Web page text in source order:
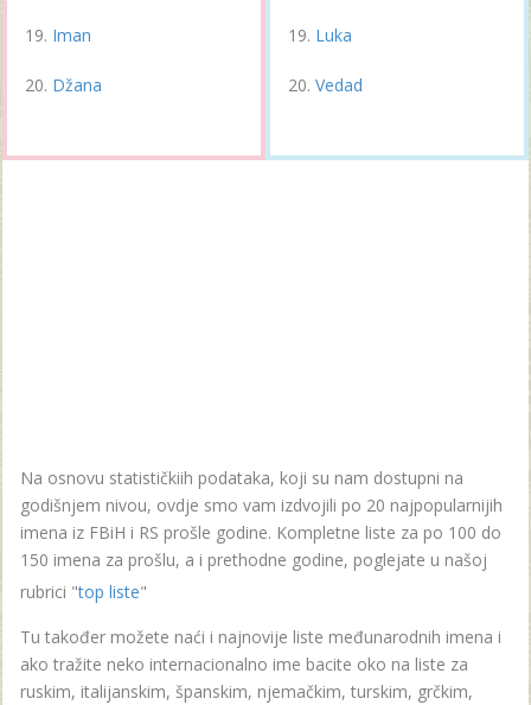
Iman
Džana
Luka
Vedad
Na osnovu statističkiih podataka, koji su nam dostupni na
godišnjem nivou, ovdje smo vam izdvojili po 20 najpopularnijih
imena iz FBiH i RS prošle godine. Kompletne liste za po 100 do
150 imena za prošlu, a i prethodne godine, poglejate u našoj
rubrici "top liste"
Tu također možete naći i najnovije liste međunarodnih imena i
ako tražite neko internacionalno ime bacite oko na liste za
ruskim, italijanskim, španskim, njemačkim, turskim, grčkim,